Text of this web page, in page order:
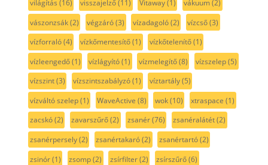
világítás (16) visszajelző(11) Vitaway(1) vákuum(2)
vászonzsák(2) végzáró(3) vízadagoló(2) vízcső(3)
vízforraló(4) vízkőmentesítő(1) vízkőtelenítő(1)
vízleengedő(1) vízlágyító(1) vízmelegítő(8) vízszelep(5)
vízszint(3) vízszintszabályzó(1) víztartály(5)
vízváltó szelep(1) WaveActive (8) wok(10) xtraspace (1)
zacskó(2) zavarszűrő(2) zsanér(76) zsanéralátét(2)
zsanérpersely(2) zsanértakaró(2) zsanértartó(2)
zsinór(1) zsomp(2) zsírfilter(2) zsírszűrő(6)